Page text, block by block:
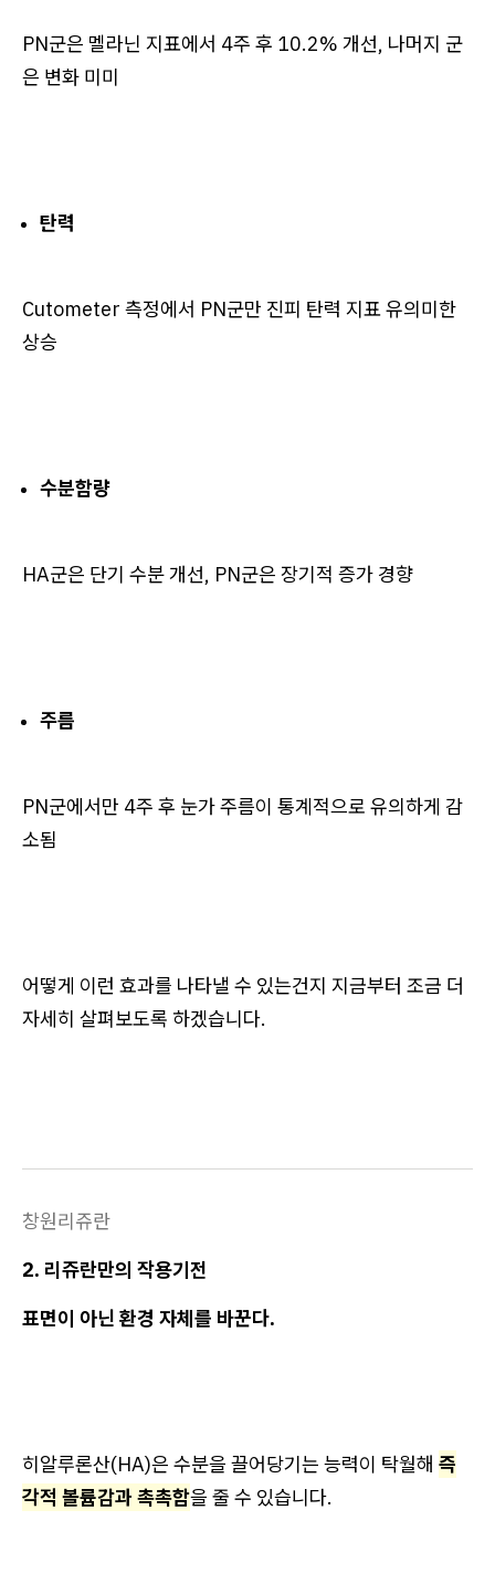
PN군은 멜라닌 지표에서 4주 후 10.2% 개선, 나머지 군
은 변화 미미
탄력
Cutometer 측정에서 PN군만 진피 탄력 지표 유의미한
상승
수분함량
HA군은 단기 수분 개선, PN군은 장기적 증가 경향
주름
PN군에서만 4주 후 눈가 주름이 통계적으로 유의하게 감
소됨
어떻게 이런 효과를 나타낼 수 있는건지 지금부터 조금 더
자세히 살펴보도록 하겠습니다.
창원리쥬란
2. 리쥬란만의 작용기전
표면이 아닌 환경 자체를 바꾼다.
히알루론산(HA)은 수분을 끌어당기는 능력이 탁월해 즉
각적 볼륨감과 촉촉함을 줄 수 있습니다.